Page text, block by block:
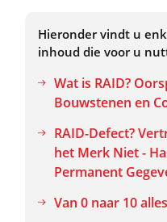
Hieronder vindt u
inhoud die voor u
Wat is RAID?
Bouwstenen en
RAID-Defect?
het Merk Niet -
Permanent
Van 0 naar 10